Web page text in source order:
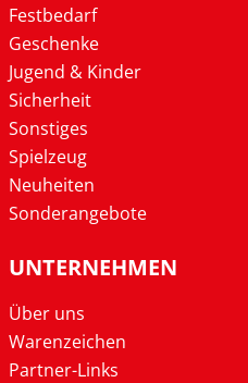
Festbedarf
Geschenke
Jugend & Kinder
Sicherheit
Sonstiges
Spielzeug
Neuheiten
Sonderangebote
UNTERNEHMEN
Über uns
Warenzeichen
Partner-Links